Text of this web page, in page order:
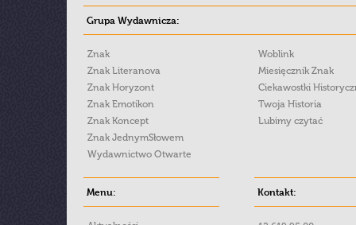
Grupa Wydawnicza:
Znak
Znak Literanova
Znak Horyzont
Znak Emotikon
Znak Koncept
Znak JednymSłowem
Wydawnictwo Otwarte
Woblink
Miesięcznik Znak
Ciekawostki
Twoja Historia
Lubimy czytać
Menu: Kontakt: